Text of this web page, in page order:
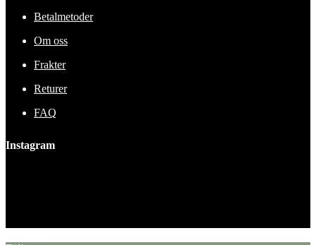
Betalmetoder
Om oss
Frakter
Returer
FAQ
Instagram